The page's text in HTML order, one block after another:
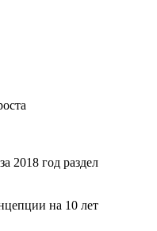
2018 год раздел
на 10 лет